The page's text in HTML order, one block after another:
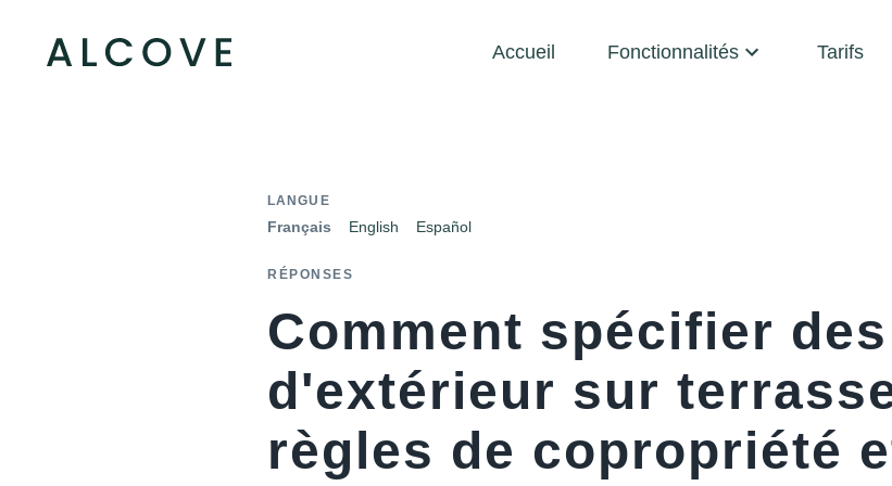
Accueil Fonctionnalités Tarifs
LANGUE
Français English Español
RÉPONSES
Comment spécifier
d'extérieur sur
règles de copropriété